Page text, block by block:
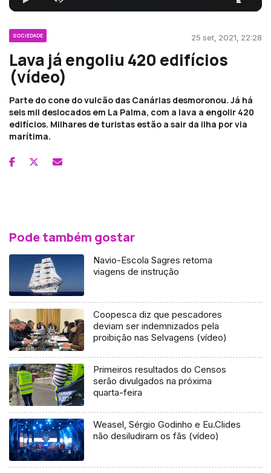
SOCIEDADE 25 set, 2021, 22:28
Lava já engoliu 420 edifícios
(vídeo)
Parte do cone do vulcão das Canárias desmoronou. Já há
seis mil deslocados em La Palma, com a lava a engolir 420
edifícios. Milhares de turistas estão a sair da ilha por via
marítima.
Pode também gostar
Navio-Escola Sagres retoma
viagens de instrução
Coopesca diz que pescadores
deviam ser indemnizados pela
proibição nas Selvagens (vídeo)
Primeiros resultados do Censos
serão divulgados na próxima
quarta-feira
Weasel, Sérgio Godinho e Eu.Clides
não desiludiram os fãs (vídeo)